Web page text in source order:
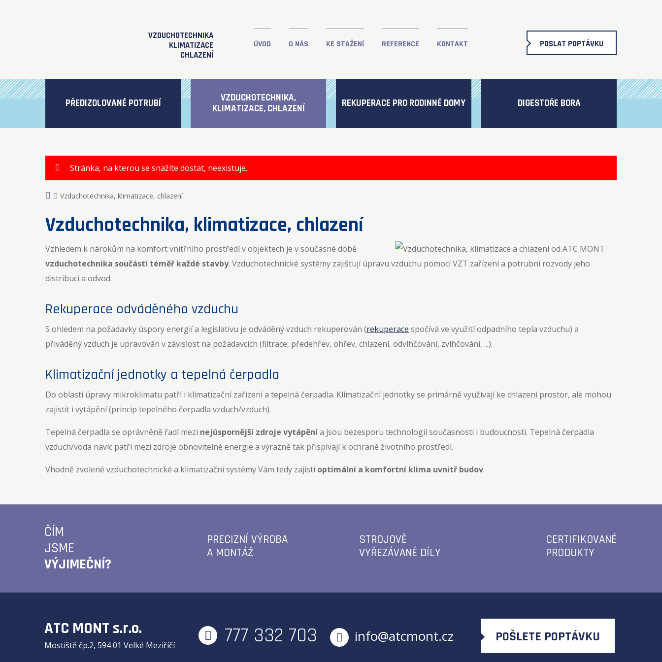
VZDUCHOTECHNIKA
KLIMATIZACE
CHLAZENÍ
POSLAT POPTÁVKU
ÚVOD O NÁS KE STAŽENÍ REFERENCE KONTAKT
PŘEDIZOLOVANÉ POTRUBÍ
VZDUCHOTECHNIKA,
KLIMATIZACE, CHLAZENÍ
REKUPERACE PRO RODINNÉ DOMY DIGESTOŘE BORA
Stránka, na kterou se snažíte dostat, neexistuje.
Vzduchotechnika, klimatizace, chlazení
Vzduchotechnika, klimatizace, chlazení
Vzhledem k nárokům na komfort vnitřního prostředí v objektech je v současné době
vzduchotechnika součástí téměř každé stavby. Vzduchotechnické systémy zajišťují úpravu vzduchu pomocí VZT zařízení a potrubní rozvody jeho
distribuci a odvod.
Rekuperace odváděného vzduchu
S ohledem na požadavky úspory energií a legislativu je odváděný vzduch rekuperován (rekuperace spočívá ve využití odpadního tepla vzduchu) a
přiváděný vzduch je upravován v závislost na požadavcích (filtrace, předehřev, ohřev, chlazení, odvlhčování, zvlhčování, ...).
Klimatizační jednotky a tepelná čerpadla
Do oblasti úpravy mikroklimatu patří i klimatizační zařízení a tepelná čerpadla. Klimatizační jednotky se primárně využívají ke chlazení prostor, ale mohou
zajistit i vytápění (princip tepelného čerpadla vzduch/vzduch).
Tepelná čerpadla se oprávněně řadí mezi nejúspornější zdroje vytápěnía jsou bezesporu technologií současnosti i budoucnosti. Tepelná čerpadla
vzduch/voda navíc patří mezi zdroje obnovitelné energie a výrazně tak přispívají k ochraně životního prostředí.
Vhodně zvolené vzduchotechnické a klimatizační systémy Vám tedy zajistíoptimální a komfortní klima uvnitř budov.
ČÍM
JSME
VÝJIMEČNÍ?
PRECIZNÍ VÝROBA
A MONTÁŽ
STROJOVĚ
VYŘEZÁVANÉ DÍLY
CERTIFIKOVANÉ
PRODUKTY
ATC MONT s.r.o.
Mostiště čp.2, 594 01 Velké Meziříčí 777 332 703 info@atcmont.cz POŠLETE POPTÁVKU